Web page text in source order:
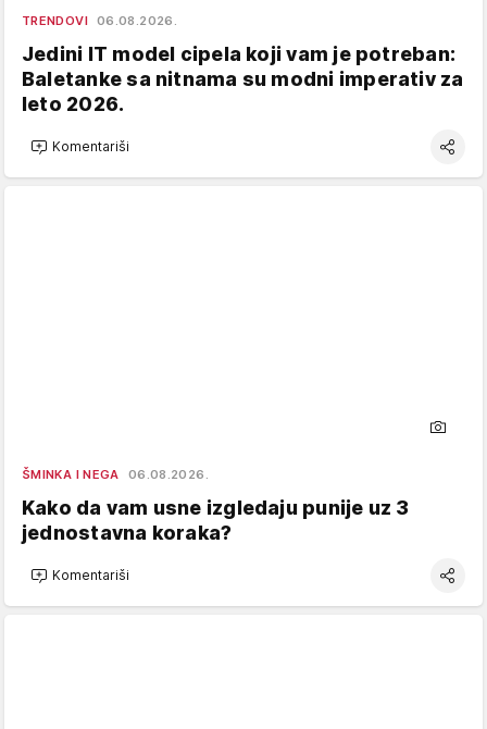
TRENDOVI 06.08.2026.
Jedini IT model cipela koji vam je potreban:
Baletanke sa nitnama su modni imperativ za
leto 2026.
Komentariši
ŠMINKA I NEGA 06.08.2026.
Kako da vam usne izgledaju punije uz 3
jednostavna koraka?
Komentariši